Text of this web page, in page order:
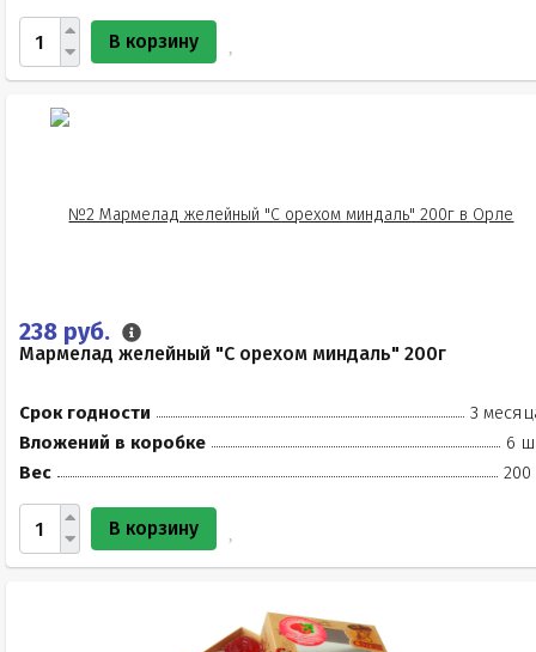
В корзину
238 руб.
Мармелад желейный "С орехом миндаль" 200г
Срок годности
3
Вложений в коробке
6
Вес
200
В корзину